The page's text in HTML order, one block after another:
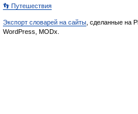
👣 Путешествия
Экспорт словарей на сайты , сделанные на
WordPress, MODx.